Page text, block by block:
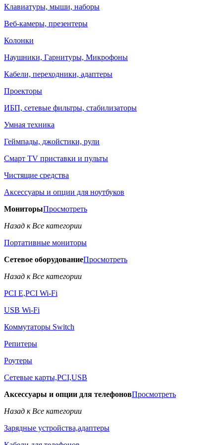
Клавиатуры, мыши, наборы
Веб-камеры, презентеры
Колонки
Наушники, Гарнитуры, Микрофоны
Кабели, переходники, адаптеры
Проекторы
ИБП, сетевые фильтры, стабилизаторы
Умная техника
Геймпады, джойстики, рули
Смарт TV приставки и пульты
Чистящие средства
Аксессуары и опции для ноутбуков
МониторыПросмотреть
Назад к Все категории
Портативные мониторы
Сетевое оборудованиеПросмотреть
Назад к Все категории
PCI E,PCI Wi-Fi
USB Wi-Fi
Коммутаторы Switch
Репитеры
Роутеры
Сетевые карты,PCI,USB
Аксессуары и опции для телефоновПросмотреть
Назад к Все категории
Зарядные устройства,адаптеры